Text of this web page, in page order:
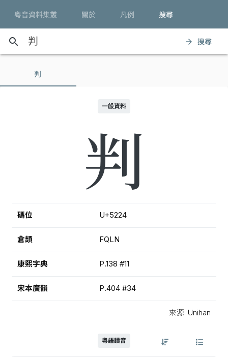
粵音資料集叢 關於 凡例 搜尋
search arrow_forward 搜尋
判
一般資料
判
碼位 U+5224
倉頡 FQLN
康熙字典 P.138 #11
宋本廣韻 P.404 #34
來源: Unihan
粵語讀音